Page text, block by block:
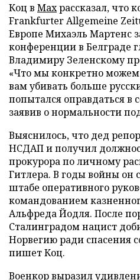
Коц в Махрассказал, что
Frankfurter Allgemeine
Европе Михаэль Мартенс
конференции в Белграде
Владимиру Зеленскому
«Что мы конкретно
вам убивать больше
попытался оправдаться в
заявив о нормальности
Выяснилось, что дед
НСДАП и получил
прокурора по личному
Гитлера. В годы войны он
штабе оперативного
командованием
Альфреда Йодля. После
Сталинградом нацист
Норвегию ради спасения
пишет Коц.
Военкор выразил